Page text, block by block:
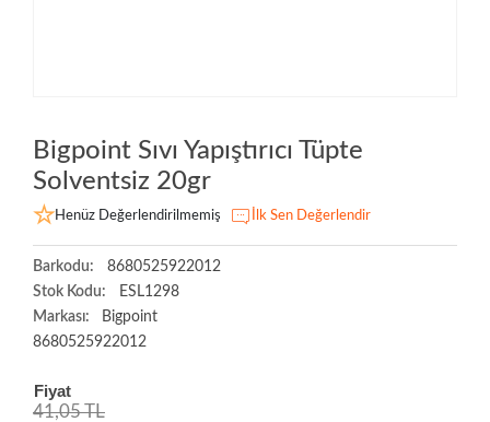
Bigpoint Sıvı Yapıştırıcı Tüpte
Solventsiz 20gr
Henüz Değerlendirilmemiş İlk Sen Değerlendir
Barkodu:
8680525922012
Stok Kodu:
ESL1298
Markası:
Bigpoint
8680525922012
Fiyat
41,05 TL